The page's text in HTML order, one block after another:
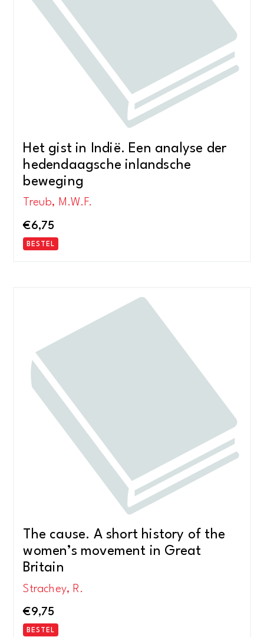
Het gist in Indië. Een analyse der
hedendaagsche inlandsche
beweging
Treub, M.W.F.
€6,75
BESTEL
The cause. A short history of the
women’s movement in Great
Britain
Strachey, R.
€9,75
BESTEL